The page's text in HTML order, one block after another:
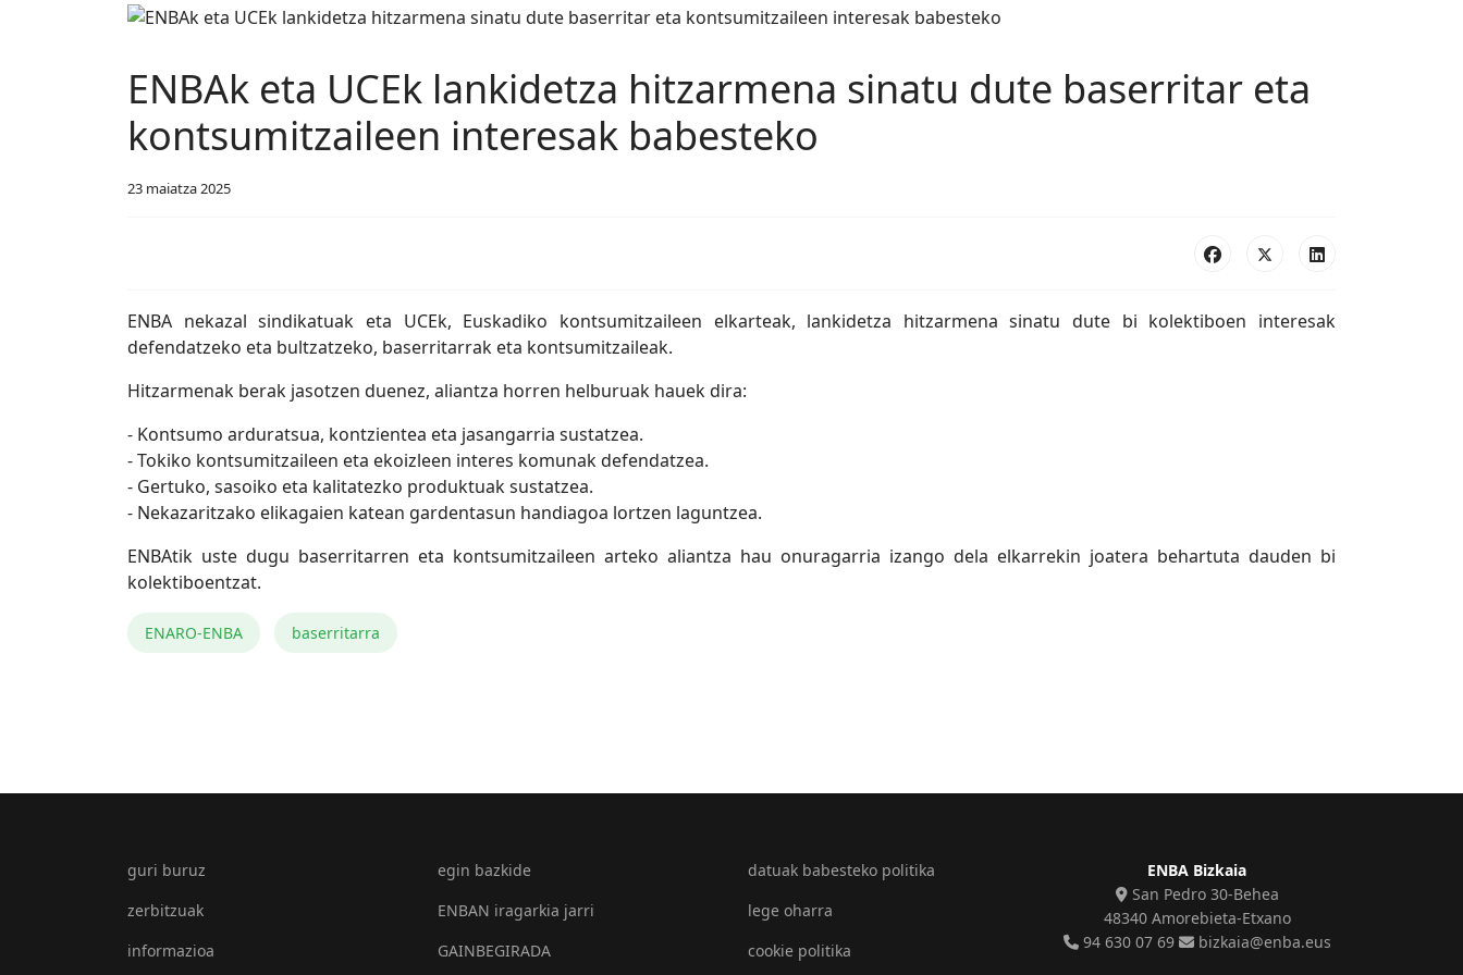
ENBAk eta UCEk lankidetza hitzarmena sinatu dute baserritar eta
kontsumitzaileen interesak babesteko
23 maiatza 2025
ENBA nekazal sindikatuak eta UCEk, Euskadiko kontsumitzaileen elkarteak, lankidetza hitzarmena sinatu dute bi kolektiboen interesak
defendatzeko eta bultzatzeko, baserritarrak eta kontsumitzaileak.
Hitzarmenak berak jasotzen duenez, aliantza horren helburuak hauek dira:
- Kontsumo arduratsua, kontzientea eta jasangarria sustatzea.
- Tokiko kontsumitzaileen eta ekoizleen interes komunak defendatzea.
- Gertuko, sasoiko eta kalitatezko produktuak sustatzea.
- Nekazaritzako elikagaien katean gardentasun handiagoa lortzen laguntzea.
ENBAtik uste dugu baserritarren eta kontsumitzaileen arteko aliantza hau onuragarria izango dela elkarrekin joatera behartuta dauden bi
kolektiboentzat.
ENARO-ENBA baserritarra
guri buruz
zerbitzuak
informazioa
egin bazkide
ENBAN iragarkia jarri
GAINBEGIRADA
datuak babesteko politika
lege oharra
cookie politika
ENBA Bizkaia
San Pedro 30-Behea
48340 Amorebieta-Etxano
94 630 07 69
bizkaia@enba.eus